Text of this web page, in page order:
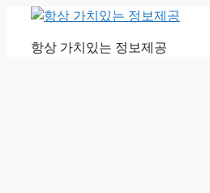
content
항상 가치있는 정보제공